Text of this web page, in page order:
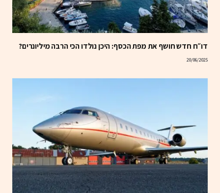
דו״ח חדש חושף את מפת הכסף: היכן נולדו הכי הרבה מיליונרים?
20/06/2025